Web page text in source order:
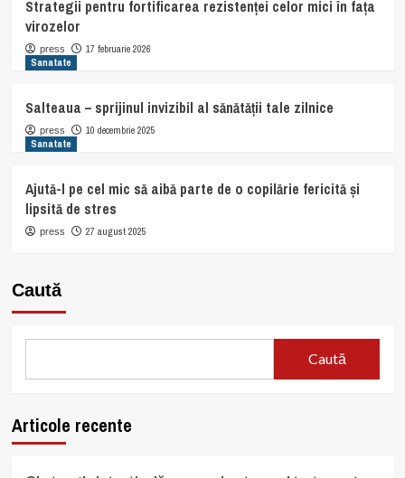
Strategii pentru fortificarea rezistenței celor mici în fața
virozelor
press
17 februarie 2026
Sanatate
Salteaua – sprijinul invizibil al sănătății tale zilnice
press
10 decembrie 2025
Sanatate
Ajută-l pe cel mic să aibă parte de o copilărie fericită și
lipsită de stres
press 27 august 2025
Caută
Caută
Articole recente